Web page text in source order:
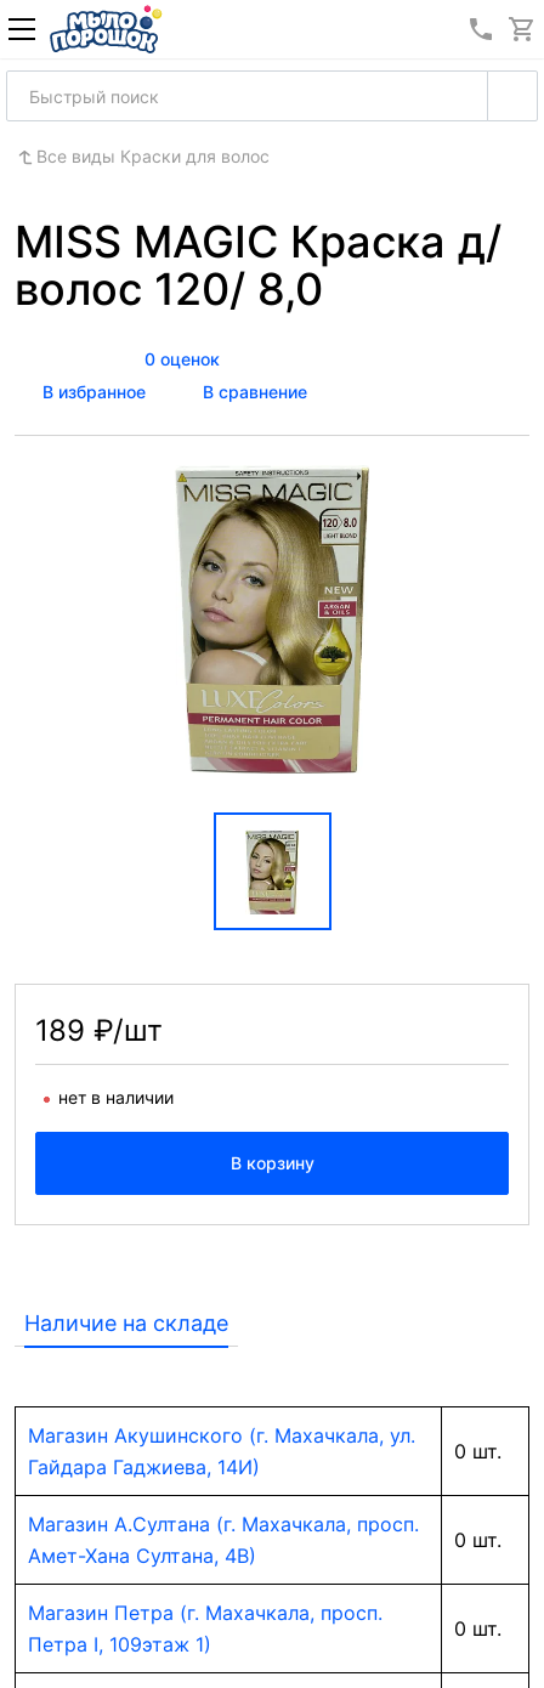
8
Все виды Краски для волос
MISS MAGIC Краска д/
волос 120/ 8,0
0 оценок
В избранное
В сравнение
189 ₽/шт
нет в наличии
В корзину
Наличие на складе
Магазин Акушинского (г. Махачкала, ул.
Гайдара Гаджиева, 14И)
0 шт.
Магазин А.Султана (г. Махачкала, просп.
Амет-Хана Султана, 4В)
0 шт.
Магазин Петра (г. Махачкала, просп.
Петра I, 109этаж 1)
0 шт.